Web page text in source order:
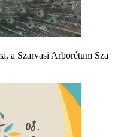
a Szarvasi Arborétum Sza